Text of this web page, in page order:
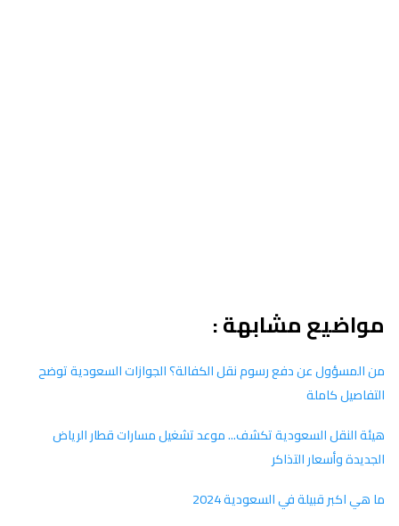
مواضيع مشابهة :
من المسؤول عن دفع رسوم نقل الكفالة؟ الجوازات السعودية توضح
التفاصيل كاملة
هيئة النقل السعودية تكشف... موعد تشغيل مسارات قطار الرياض
الجديدة وأسعار التذاكر
ما هي اكبر قبيلة في السعودية 2024